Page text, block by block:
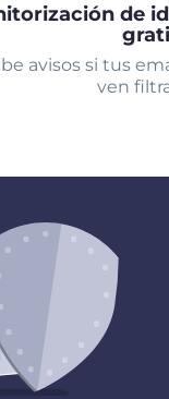
de
avisos si tus
ven